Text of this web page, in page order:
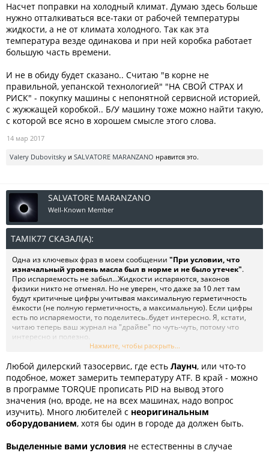
Насчет поправки на холодный климат. Думаю здесь больше
нужно отталкиваться все-таки от рабочей температуры
жидкости, а не от климата холодного. Так как эта
температура везде одинакова и при ней коробка работает
большую часть времени.
И не в обиду будет сказано.. Считаю "в корне не
правильной, уепанской технологией" "НА СВОЙ СТРАХ И
РИСК" - покупку машины с непонятной сервисной историей,
с жужжащей коробкой.. Б/У машину тоже можно найти такую,
с которой все ясно в хорошем смысле этого слова.
14 мар 2017
Valery Dubovitsky и SALVATORE MARANZANO нравится это.
SALVATORE MARANZANO
Well-Known Member
TAMIK77 СКАЗАЛ(А):
Одна из ключевых фраз в моем сообщении "При условии, что
изначальный уровень масла был в норме и не было утечек".
Про испаряемость не забыл...Жидкости испаряются, законов
физики никто не отменял. Но не уверен, что даже за 10 лет там
будут критичные цифры учитывая максимальную герметичность
ёмкости (не полную герметичность, а максимальную). Если цифры
есть по испаряемости, то поделитесь..будет интересно. Я, кстати,
читаю теперь ваш журнал на "драйве" по чуть-чуть, потому что
интересно и полезно.
сервиса нет рядом, где это сделают с выставлением уровня
масла при нужной температуре".Далеко не везде есть сервисы,
где делают правильно. Вот например рядом со мной в радиусе 800
км таких сервисов нет. Больше чем уверен, даже официалы не
всегда и не все придерживаются технологии до конца. Вам с этим
повезло. Я бы вообще сам никогда не лез в машину, будь я, к
примеру, в Москве. Мне лень и проще заплатить, при условии, что я
Нажмите, чтобы раскрыть...
Любой дилерский тазосервис, где есть Лаунч, или что-то
подобное, может замерить температуру ATF. В край - можно
в программе TORQUE прописать PID на вывод этого
значения (но, вроде, не на всех машинах, надо вопрос
изучить). Много любителей с неоригинальным
оборудованием, хотя бы один в городе да должен быть.
Выделенные вами условия не естественны в случае